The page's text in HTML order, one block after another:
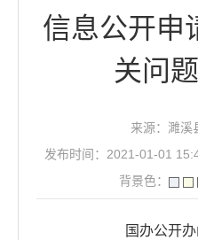
信息公开申
关问
来源：濉溪
发布时间：2021-01-01
背景色：
国办公开